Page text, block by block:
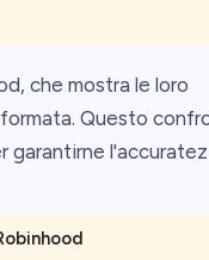
che mostra le loro
Questo
garantirne